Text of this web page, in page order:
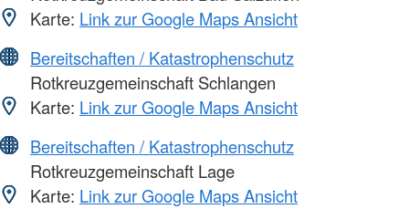
Karte: Link zur Google Maps Ansicht
Bereitschaften / Katastrophenschutz
Rotkreuzgemeinschaft Schlangen
Karte: Link zur Google Maps Ansicht
Bereitschaften / Katastrophenschutz
Rotkreuzgemeinschaft Lage
Karte: Link zur Google Maps Ansicht